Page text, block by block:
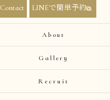
Contact LINEで簡単予約
About
Gallery
Recruit